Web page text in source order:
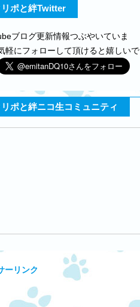
リポと絆Twitter
ブログ更新情報つぶやいていま
軽にフォローして頂けると嬉しいで
ポと絆ニコ生コミュニティ
ーリンク